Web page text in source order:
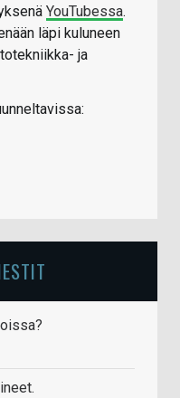
YouTubessa.
läpi kuluneen
ja